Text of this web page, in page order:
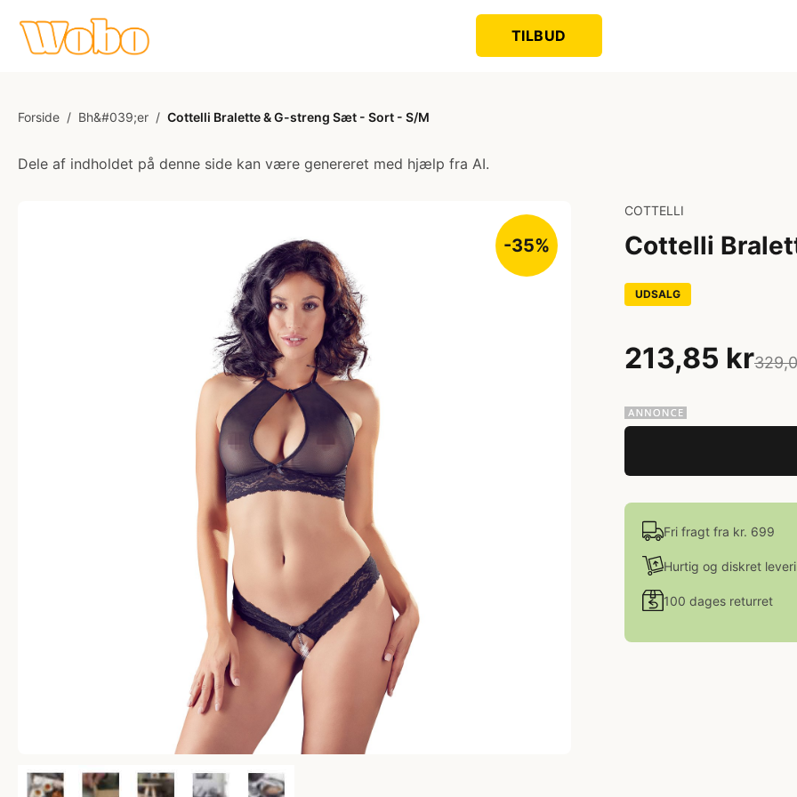
TILBUD
Forside / Bh&#039;er / Cottelli Bralette & G-streng Sæt - Sort - S/M
Dele af indholdet på denne side kan være genereret med hjælp fra AI.
-35%
COTTELLI
Cottelli
UDSALG
213,85 kr
Fri fragt fra kr. 699
Hurtig og diskret
100 dages returret